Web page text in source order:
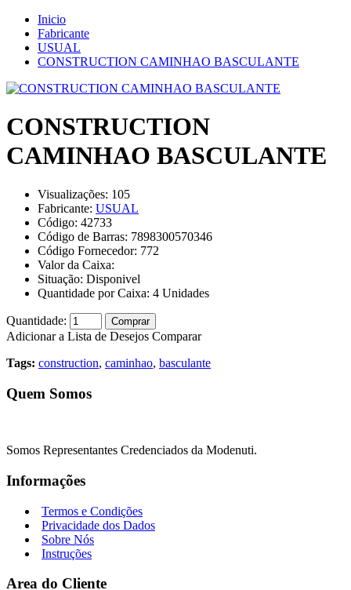
Inicio
Fabricante
USUAL
CONSTRUCTION CAMINHAO BASCULANTE
CONSTRUCTION
CAMINHAO BASCULANTE
Visualizações: 105
Fabricante: USUAL
Código: 42733
Código de Barras: 7898300570346
Código Fornecedor: 772
Valor da Caixa:
Situação: Disponivel
Quantidade por Caixa: 4 Unidades
Quantidade: Comprar
Adicionar a Lista de Desejos Comparar
Tags: construction, caminhao, basculante
Quem Somos
Somos Representantes Credenciados da Modenuti.
Informações
Termos e Condições
Privacidade dos Dados
Sobre Nós
Instruções
Area do Cliente